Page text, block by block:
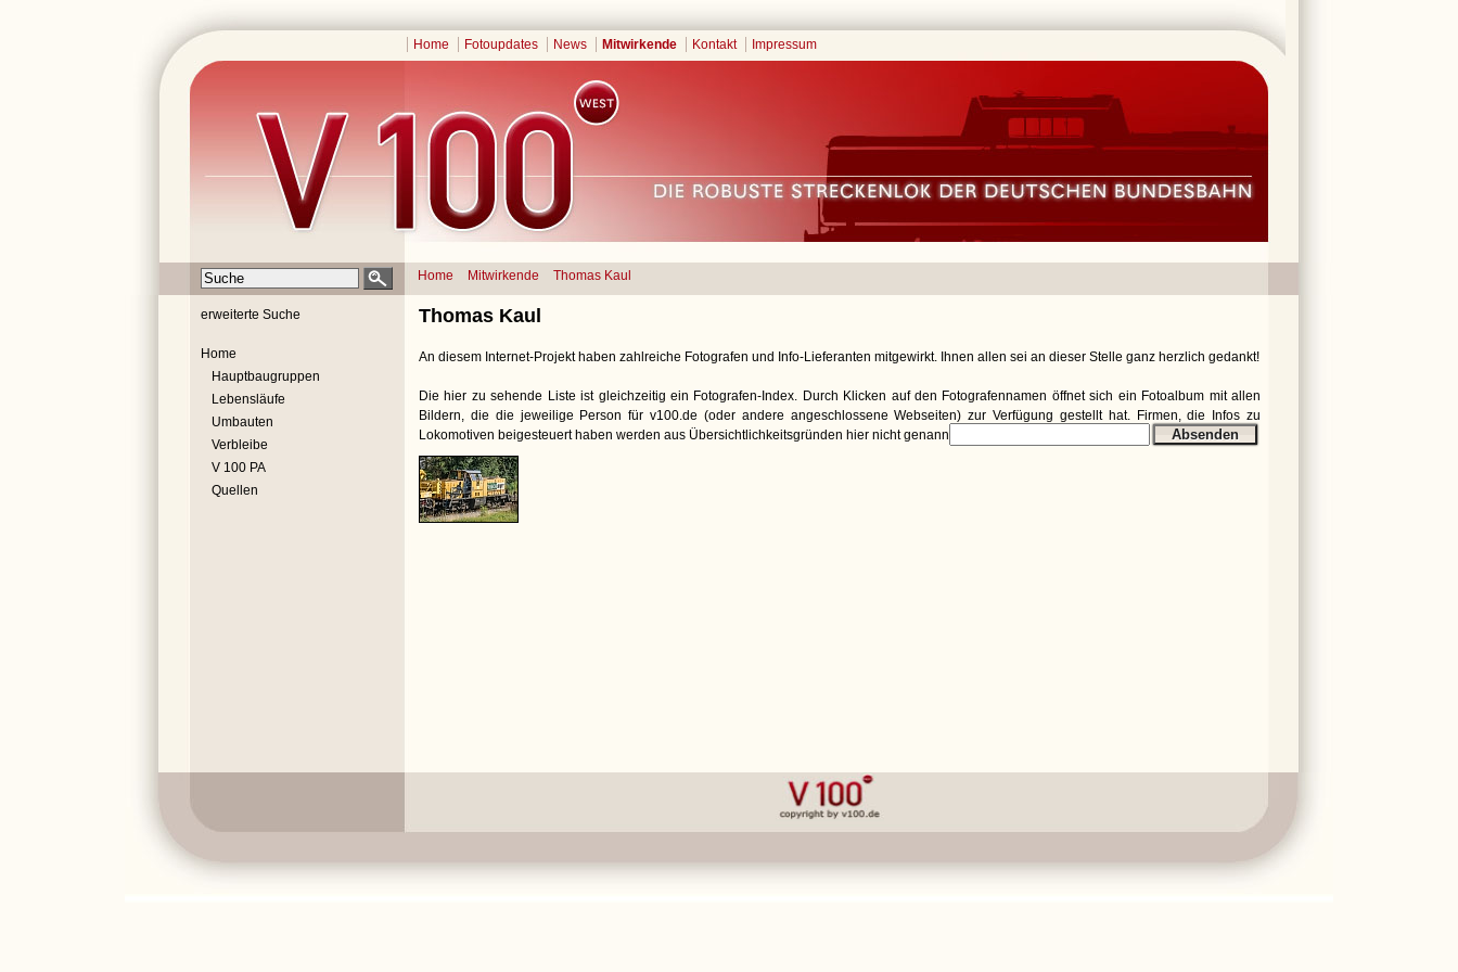
Home Fotoupdates News Mitwirkende Kontakt Impressum
Home Mitwirkende Thomas Kaul
erweiterte Suche
Home
Hauptbaugruppen
Lebensläufe
Umbauten
Verbleibe
V 100 PA
Quellen
Thomas Kaul
An diesem Internet-Projekt haben zahlreiche Fotografen und Info-Lieferanten mitgewirkt. Ihnen allen sei an dieser Stelle ganz herzlich gedankt!
Die hier zu sehende Liste ist gleichzeitig ein Fotografen-Index. Durch Klicken auf den Fotografennamen öffnet sich ein Fotoalbum mit allen
Bildern, die die jeweilige Person für v100.de (oder andere angeschlossene Webseiten) zur Verfügung gestellt hat. Firmen, die Infos zu
Lokomotiven beigesteuert haben werden aus Übersichtlichkeitsgründen hier nicht genannt.